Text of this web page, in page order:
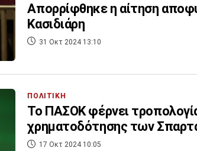
Απορρίφθηκε η αίτηση
Κασιδιάρη
31 Οκτ 2024 13:10
ΠΟΛΙΤΙΚΗ
Το ΠΑΣΟΚ φέρνει
χρηματοδότησης των
17 Οκτ 2024 10:05